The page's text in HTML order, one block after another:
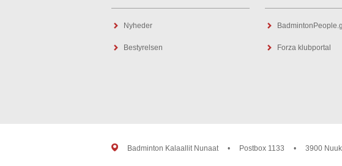
Nyheder
Bestyrelsen
BadmintonPeople.gl
Forza klubportal
Badminton Kalaallit Nunaat • Postbox 1133 • 3900 Nuuk